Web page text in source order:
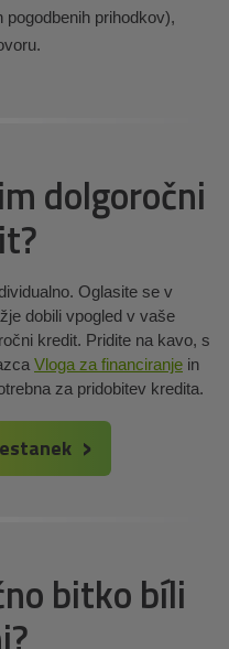
prihodkov),
dolgoročni
Oglasite se v
dobili vpogled v vaše
kredit. Pridite na kavo, s
Vloga za financiranje in
za pridobitev kredita.
bitko bíli